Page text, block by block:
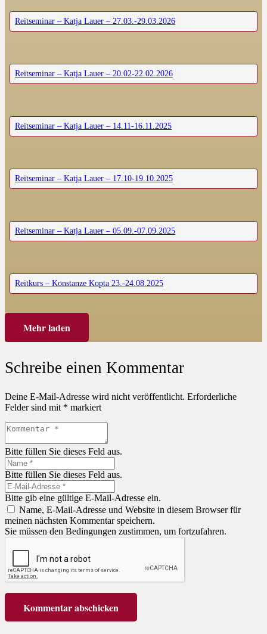
Reitseminar – Katja Lauer – 27.03.-29.03.2026
Reitseminar – Katja Lauer – 20.02-22.02.2026
Reitseminar – Katja Lauer – 14.11-16.11.2025
Reitseminar – Katja Lauer – 17.10-19.10.2025
Reitseminar – Katja Lauer – 05.09.-07.09.2025
Reitkurs – Konstanze Kopta 23.-24.08.2025
Mehr laden
Schreibe einen Kommentar
Deine E-Mail-Adresse wird nicht veröffentlicht. Erforderliche
Felder sind mit * markiert
Bitte füllen Sie dieses Feld aus.
Bitte füllen Sie dieses Feld aus.
Bitte gib eine gültige E-Mail-Adresse ein.
Name, E-Mail-Adresse und Website in diesem Browser für
meinen nächsten Kommentar speichern.
Sie müssen den Bedingungen zustimmen, um fortzufahren.
Kommentar abschicken